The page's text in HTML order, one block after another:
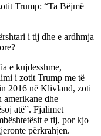
Trump: “Ta Bëjmë
i tij dhe e ardhmja
e kujdesshme,
i zotit Trump me të
2016 në Klivland, zoti
amerikane dhe
atë”. Fjalimet
e tij, por kjo
përkrahjen.